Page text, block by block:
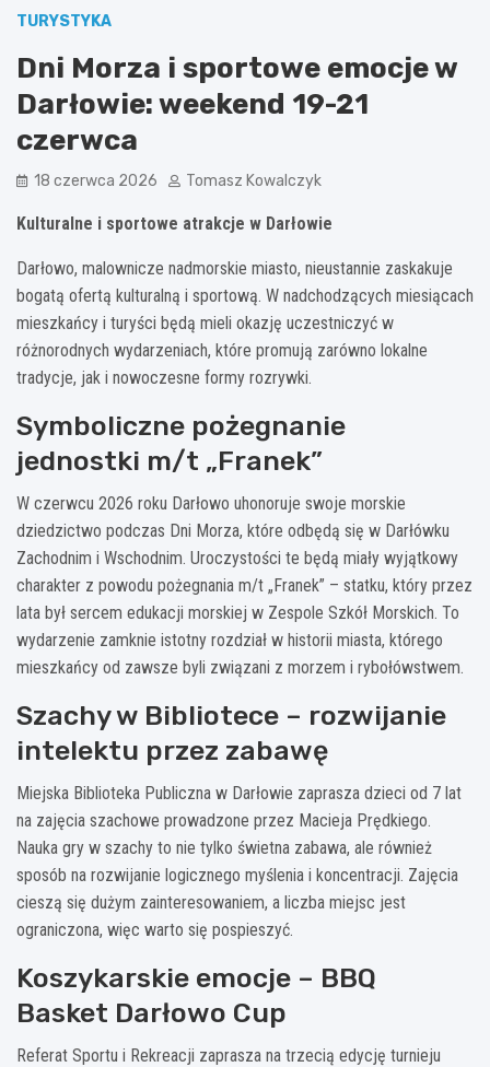
TURYSTYKA
Dni Morza i sportowe emocje w
Darłowie: weekend 19-21
czerwca
18 czerwca 2026 Tomasz Kowalczyk
Kulturalne i sportowe atrakcje w Darłowie
Darłowo, malownicze nadmorskie miasto, nieustannie zaskakuje
bogatą ofertą kulturalną i sportową. W nadchodzących miesiącach
mieszkańcy i turyści będą mieli okazję uczestniczyć w
różnorodnych wydarzeniach, które promują zarówno lokalne
tradycje, jak i nowoczesne formy rozrywki.
Symboliczne pożegnanie
jednostki m/t „Franek”
W czerwcu 2026 roku Darłowo uhonoruje swoje morskie
dziedzictwo podczas Dni Morza, które odbędą się w Darłówku
Zachodnim i Wschodnim. Uroczystości te będą miały wyjątkowy
charakter z powodu pożegnania m/t „Franek” – statku, który przez
lata był sercem edukacji morskiej w Zespole Szkół Morskich. To
wydarzenie zamknie istotny rozdział w historii miasta, którego
mieszkańcy od zawsze byli związani z morzem i rybołówstwem.
Szachy w Bibliotece – rozwijanie
intelektu przez zabawę
Miejska Biblioteka Publiczna w Darłowie zaprasza dzieci od 7 lat
na zajęcia szachowe prowadzone przez Macieja Prędkiego.
Nauka gry w szachy to nie tylko świetna zabawa, ale również
sposób na rozwijanie logicznego myślenia i koncentracji. Zajęcia
cieszą się dużym zainteresowaniem, a liczba miejsc jest
ograniczona, więc warto się pospieszyć.
Koszykarskie emocje – BBQ
Basket Darłowo Cup
Referat Sportu i Rekreacji zaprasza na trzecią edycję turnieju